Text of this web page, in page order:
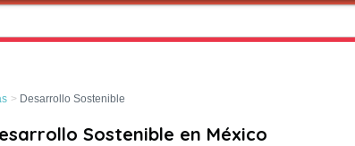
Desarrollo Sostenible
Sostenible en México